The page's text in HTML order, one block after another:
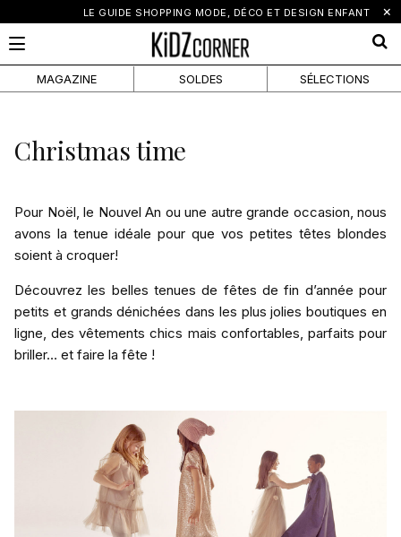
LE GUIDE SHOPPING MODE, DÉCO ET DESIGN ENFANT ×
MAGAZINE SOLDES SÉLECTIONS
Christmas time
Pour Noël, le Nouvel An ou une autre grande occasion, nous
avons la tenue idéale pour que vos petites têtes blondes
soient à croquer!
Découvrez les belles tenues de fêtes de fin d’année pour
petits et grands dénichées dans les plus jolies boutiques en
ligne, des vêtements chics mais confortables, parfaits pour
briller… et faire la fête !